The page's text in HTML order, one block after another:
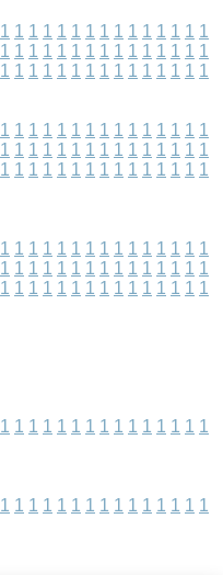
1 1 1 1 1 1 1 1 1 1 1 1 1 1 1
1 1 1 1 1 1 1 1 1 1 1 1 1 1 1
1 1 1 1 1 1 1 1 1 1 1 1 1 1 1
1 1 1 1 1 1 1 1 1 1 1 1 1 1 1
1 1 1 1 1 1 1 1 1 1 1 1 1 1 1
1 1 1 1 1 1 1 1 1 1 1 1 1 1 1
1 1 1 1 1 1 1 1 1 1 1 1 1 1 1
1 1 1 1 1 1 1 1 1 1 1 1 1 1 1
1 1 1 1 1 1 1 1 1 1 1 1 1 1 1
1 1 1 1 1 1 1 1 1 1 1 1 1 1 1
1 1 1 1 1 1 1 1 1 1 1 1 1 1 1